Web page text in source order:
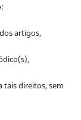
artigos,
tais direitos, sem